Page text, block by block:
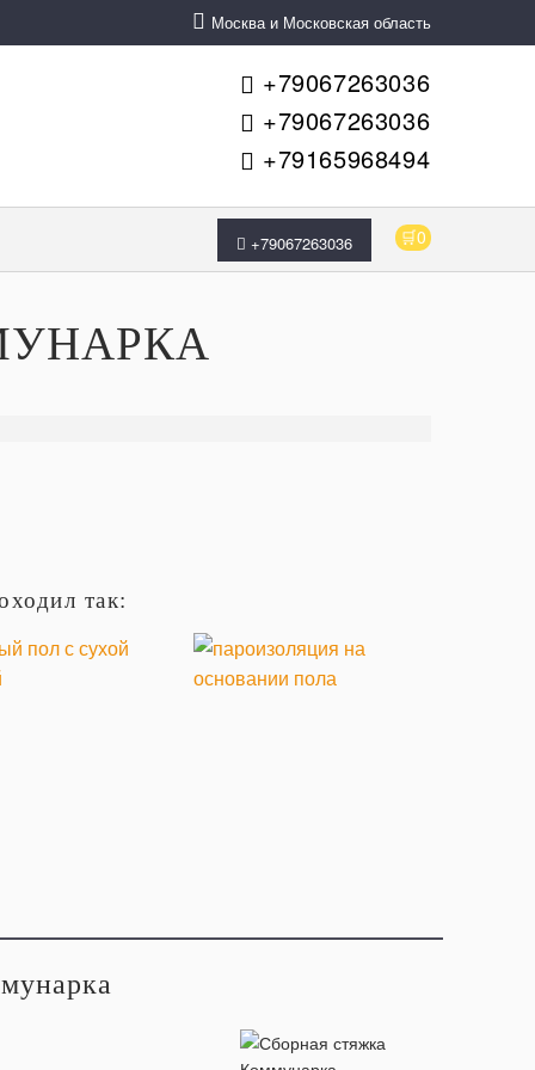
Москва и Московская область
+79067263036
+79067263036
+79165968494
+79067263036 🛒0
так: